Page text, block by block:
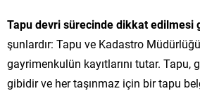
Tapu devri sürecinde dikkat edilmesi
şunlardır: Tapu ve Kadastro
gayrimenkulün kayıtlarını tutar.
gibidir ve her taşınmaz için bir tapu